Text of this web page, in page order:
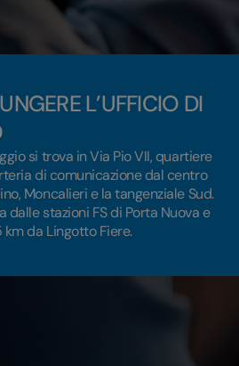
L’UFFICIO DI
si trova in Via Pio VII, quartiere
di comunicazione dal centro
Moncalieri e la tangenziale Sud.
dalle stazioni FS di Porta Nuova e
km da Lingotto Fiere.